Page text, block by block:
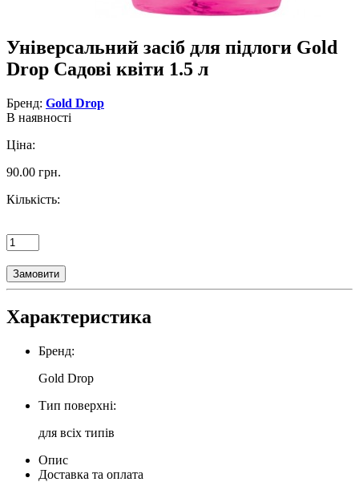
Універсальний засіб для підлоги Gold
Drop Садові квіти 1.5 л
Бренд: Gold Drop
В наявності
Ціна:
90.00 грн.
Кількість:
Замовити
Характеристика
Бренд:
Gold Drop
Тип поверхні:
для всіх типів
Опис
Доставка та оплата